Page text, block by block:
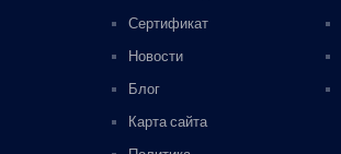
Сертификат
Новости
Блог
Карта сайта